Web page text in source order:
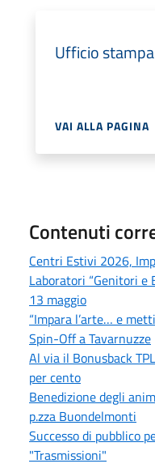
Ufficio stampa
VAI ALLA PAGINA
Contenuti
Centri Estivi 2026,
Laboratori “Genitori e
13 maggio
“Impara l’arte… e
Spin-Off a Tavarnuzze
Al via il Bonusback
per cento
Benedizione degli
p.zza Buondelmonti
Successo di pubblico
"Trasmissioni"